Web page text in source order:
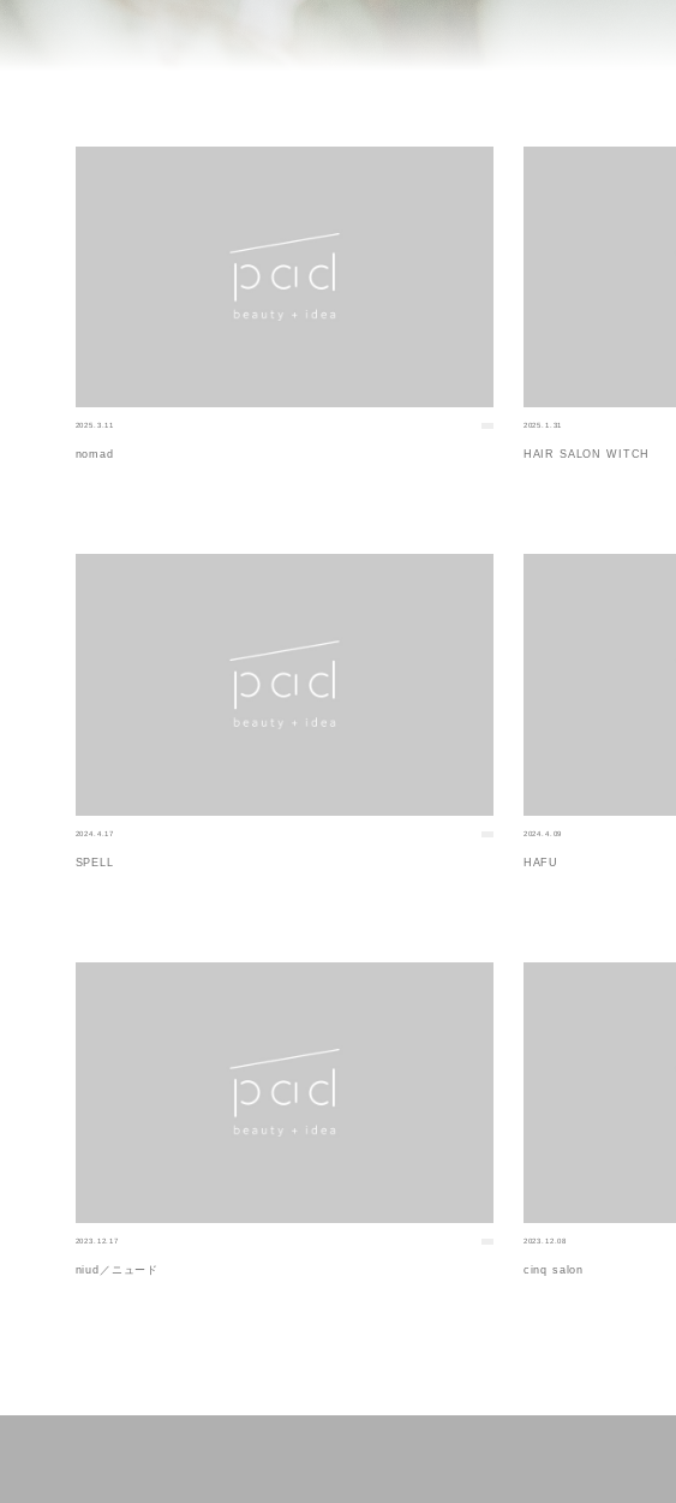
2025.3.11
nomad
2025.1.31
HAIR SALON WITCH
2024.4.17
SPELL
2024.4.09
HAFU
2023.12.17
niud／ニュード
2023.12.08
cinq salon